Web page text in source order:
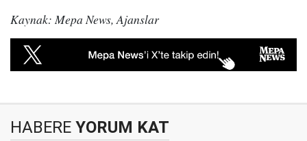
Kaynak: Mepa News, Ajanslar
HABERE YORUM KAT